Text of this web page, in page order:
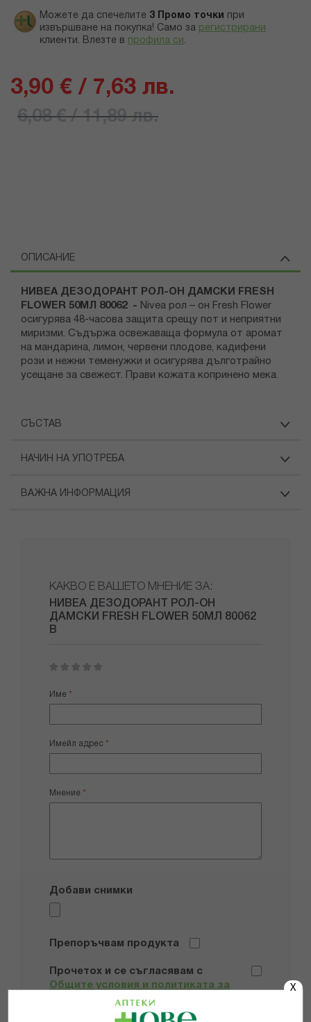
X
Можете да спечелите 3 Промо точки
при
извършване на покупка! Само за регистрирани
клиенти. Влезте в профила си .
3,90 € / 7,63 лв.
6,08 € / 11,89 лв.
ОПИСАНИЕ
НИВЕА ДЕЗОДОРАНТ РОЛ-ОН ДАМСКИ FRESH
FLOWER 50МЛ 80062 - Nivea рол – он Fresh Flower
осигурява 48-часова защита срещу пот и неприятни
миризми. Съдържа освежаваща формула от аромат
на мандарина, лимон, червени плодове, кадифени
рози и нежни теменужки и осигурява дълготрайно
усещане за свежест. Прави кожата копринено мека.
СЪСТАВ
НАЧИН НА УПОТРЕБА
ВАЖНА ИНФОРМАЦИЯ
КАКВО Е ВАШЕТО МНЕНИЕ ЗА:
НИВЕА ДЕЗОДОРАНТ РОЛ-ОН
ДАМСКИ FRESH FLOWER 50МЛ 80062
В
star
stars
stars
stars
stars
Име
Имейл адрес
Мнение
Добави снимки
Препоръчвам продукта
Прочетох и се съгласявам с
Общите условия и политиката за
поверителност *